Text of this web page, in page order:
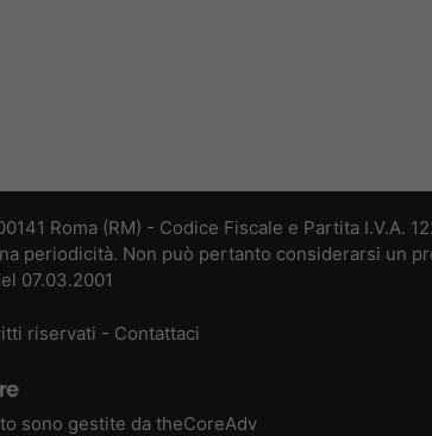
Roma (RM) - Codice Fiscale e Partita I.V.A.
periodicità. Non può pertanto considerarsi un
07.03.2001
riservati - Contattaci
sono gestite da theCoreAdv